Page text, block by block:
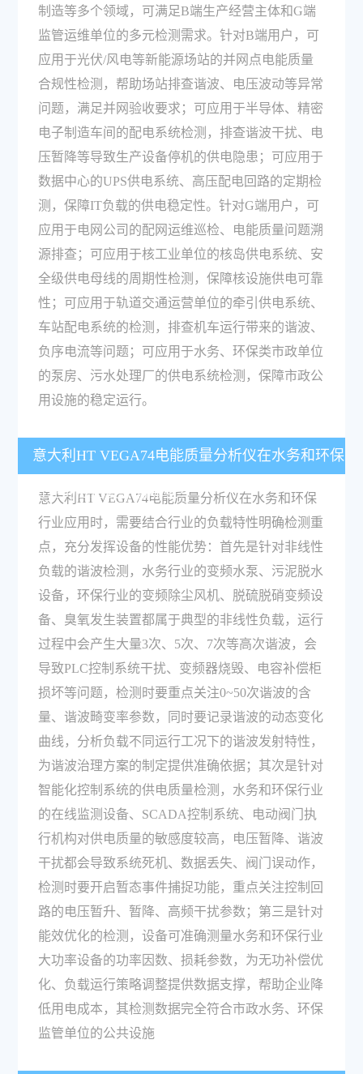
制造等多个领域，可满足B端生产经营主体和G端
监管运维单位的多元检测需求。针对B端用户，可
应用于光伏/风电等新能源场站的并网点电能质量
合规性检测，帮助场站排查谐波、电压波动等异常
问题，满足并网验收要求；可应用于半导体、精密
电子制造车间的配电系统检测，排查谐波干扰、电
压暂降等导致生产设备停机的供电隐患；可应用于
数据中心的UPS供电系统、高压配电回路的定期检
测，保障IT负载的供电稳定性。针对G端用户，可
应用于电网公司的配网运维巡检、电能质量问题溯
源排查；可应用于核工业单位的核岛供电系统、安
全级供电母线的周期性检测，保障核设施供电可靠
性；可应用于轨道交通运营单位的牵引供电系统、
车站配电系统的检测，排查机车运行带来的谐波、
负序电流等问题；可应用于水务、环保类市政单位
的泵房、污水处理厂的供电系统检测，保障市政公
用设施的稳定运行。
意大利HT VEGA74电能质量分析仪在水务和环保
行业的应用要点有哪些？
意大利HT VEGA74电能质量分析仪在水务和环保
行业应用时，需要结合行业的负载特性明确检测重
点，充分发挥设备的性能优势：首先是针对非线性
负载的谐波检测，水务行业的变频水泵、污泥脱水
设备，环保行业的变频除尘风机、脱硫脱硝变频设
备、臭氧发生装置都属于典型的非线性负载，运行
过程中会产生大量3次、5次、7次等高次谐波，会
导致PLC控制系统干扰、变频器烧毁、电容补偿柜
损坏等问题，检测时要重点关注0~50次谐波的含
量、谐波畸变率参数，同时要记录谐波的动态变化
曲线，分析负载不同运行工况下的谐波发射特性，
为谐波治理方案的制定提供准确依据；其次是针对
智能化控制系统的供电质量检测，水务和环保行业
的在线监测设备、SCADA控制系统、电动阀门执
行机构对供电质量的敏感度较高，电压暂降、谐波
干扰都会导致系统死机、数据丢失、阀门误动作，
检测时要开启暂态事件捕捉功能，重点关注控制回
路的电压暂升、暂降、高频干扰参数；第三是针对
能效优化的检测，设备可准确测量水务和环保行业
大功率设备的功率因数、损耗参数，为无功补偿优
化、负载运行策略调整提供数据支撑，帮助企业降
低用电成本，其检测数据完全符合市政水务、环保
监管单位的公共设施